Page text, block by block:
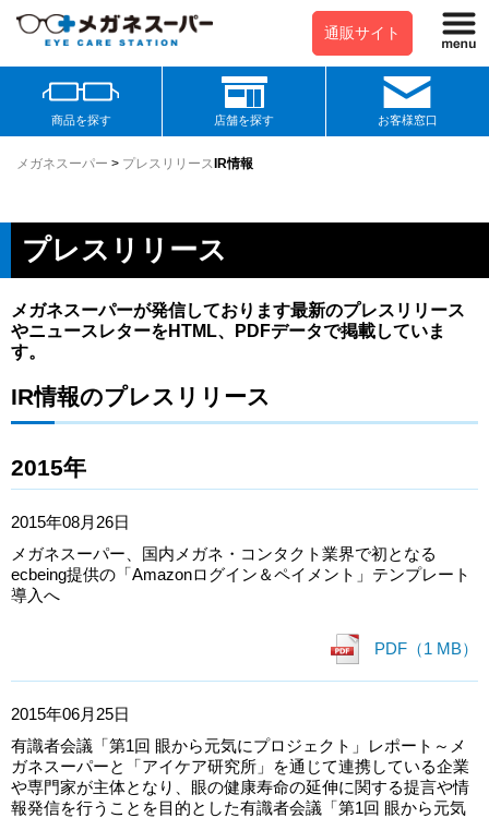
通販サイト
商品を探す 店舗を探す お客様窓口
メガネスーパー > プレスリリース IR情報
プレスリリース
メガネスーパーが発信しております最新のプレスリリース
やニュースレターをHTML、PDFデータで掲載していま
す。
IR情報のプレスリリース
2015年
2015年08月26日
メガネスーパー、国内メガネ・コンタクト業界で初となる
ecbeing提供の「Amazonログイン＆ペイメント」テンプレート
導入へ
PDF（1 MB）
2015年06月25日
有識者会議「第1回 眼から元気にプロジェクト」レポート～メ
ガネスーパーと「アイケア研究所」を通じて連携している企業
や専門家が主体となり、眼の健康寿命の延伸に関する提言や情
報発信を行うことを目的とした有識者会議「第1回 眼から元気